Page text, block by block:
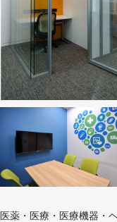
医薬・医療・医療機器・